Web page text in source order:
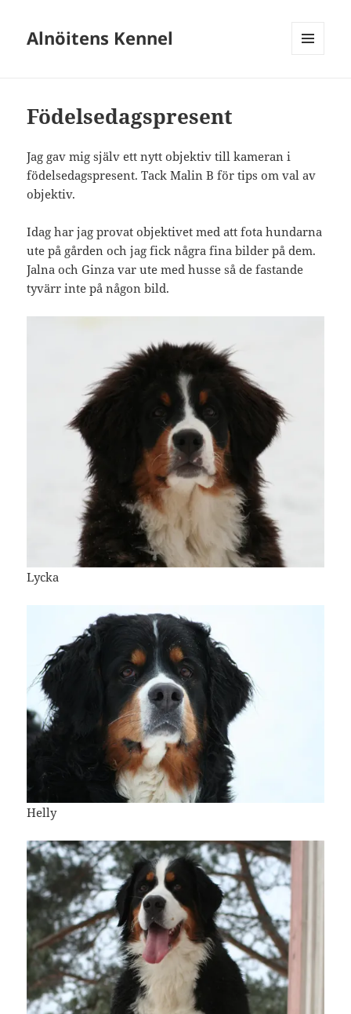
Alnöitens Kennel
Födelsedagspresent
Jag gav mig själv ett nytt objektiv till kameran i
födelsedagspresent. Tack Malin B för tips om val av
objektiv.
Idag har jag provat objektivet med att fota hundarna
ute på gården och jag fick några fina bilder på dem.
Jalna och Ginza var ute med husse så de fastande
tyvärr inte på någon bild.
Lycka
Helly